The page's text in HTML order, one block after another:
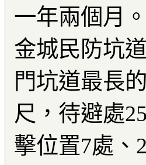
一年兩個月。
金城民防坑
門坑道最長
尺，待避處
擊位置7處、